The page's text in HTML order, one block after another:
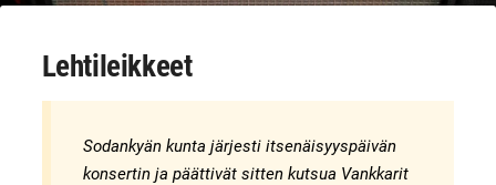
Lehtileikkeet
Sodankyän kunta järjesti itsenäisyyspäivän
konsertin ja päättivät sitten kutsua Vankkarit